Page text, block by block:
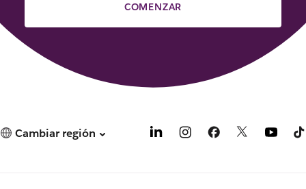
COMENZAR
Cambiar región